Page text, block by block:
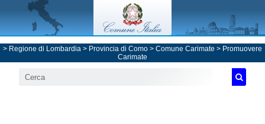
> Regione di Lombardia > Provincia di Como > Comune Carimate > Promuovere
Carimate